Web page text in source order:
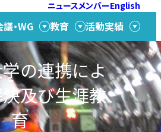
ニュースメンバーEnglish
議・WG 教育 活動実績
の連携によ
及び生涯教
育